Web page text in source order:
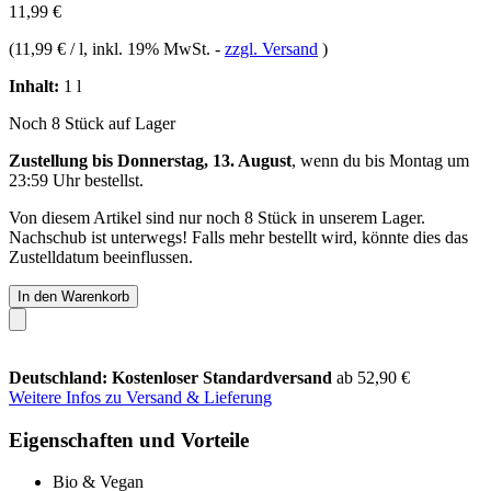
11,99 €
(11,99 € / l, inkl. 19% MwSt. - zzgl. Versand )
Inhalt: 1 l
Noch 8 Stück auf Lager
Zustellung bis Donnerstag, 13. August, wenn du bis Montag um
23:59 Uhrbestellst.
Von diesem Artikel sind nur noch 8 Stück in unserem Lager.
Nachschub ist unterwegs! Falls mehr bestellt wird, könnte dies das
Zustelldatum beeinflussen.
In den Warenkorb
Deutschland: Kostenloser Standardversand ab 52,90 €
Weitere Infos zu Versand & Lieferung
Eigenschaften und Vorteile
Bio & Vegan